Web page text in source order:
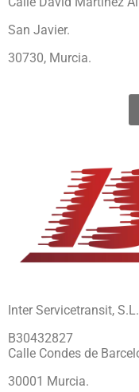
San Javier.
30730, Murcia.
Inter Servicetransit, S.L.
B30432827
Calle Condes de
30001 Murcia.